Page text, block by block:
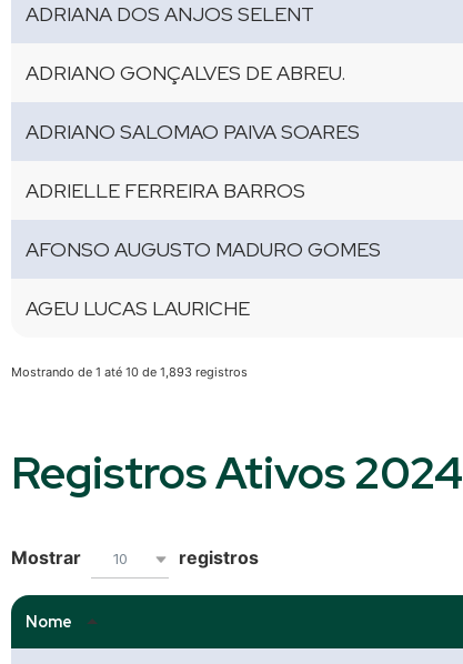
ADRIANA DOS ANJOS SELENT
ADRIANO GONÇALVES DE ABREU.
ADRIANO SALOMAO PAIVA SOARES
ADRIELLE FERREIRA BARROS
AFONSO AUGUSTO MADURO GOMES
AGEU LUCAS LAURICHE
Mostrando de 1 até 10 de 1,893 registros
Registros Ativos 2024
Mostrar 10 registros
Nome